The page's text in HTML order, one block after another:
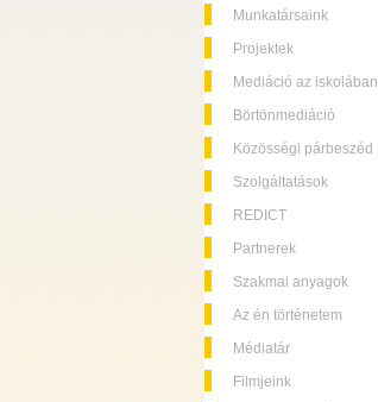
Munkatársaink
Projektek
Mediáció az iskolában
Börtönmediáció
Közösségi párbeszéd
Szolgáltatások
REDICT
Partnerek
Szakmai anyagok
Az én történetem
Médiatár
Filmjeink